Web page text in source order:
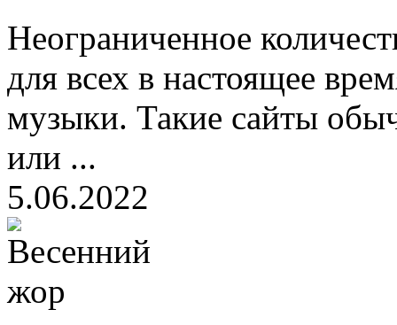
Неограниченное
для всех в настоящее
музыки. Такие сайты
или ...
5.06.2022